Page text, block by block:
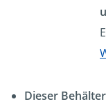
Dieser